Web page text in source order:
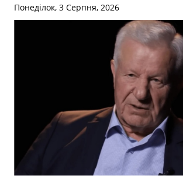
Понеділок, 3 Серпня, 2026